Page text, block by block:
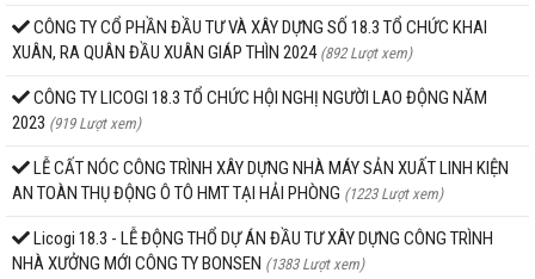
CÔNG TY CỔ PHẦN ĐẦU TƯ VÀ XÂY DỰNG SỐ 18.3 TỔ CHỨC KHAI
XUÂN, RA QUÂN ĐẦU XUÂN GIÁP THÌN 2024 (892 Lượt xem)
CÔNG TY LICOGI 18.3 TỔ CHỨC HỘI NGHỊ NGƯỜI LAO ĐỘNG NĂM
2023 (919 Lượt xem)
LỄ CẤT NÓC CÔNG TRÌNH XÂY DỰNG NHÀ MÁY SẢN XUẤT LINH KIỆN
AN TOÀN THỤ ĐỘNG Ô TÔ HMT TẠI HẢI PHÒNG (1223 Lượt xem)
Licogi 18.3 - LỄ ĐỘNG THỔ DỰ ÁN ĐẦU TƯ XÂY DỰNG CÔNG TRÌNH
NHÀ XƯỞNG MỚI CÔNG TY BONSEN (1383 Lượt xem)